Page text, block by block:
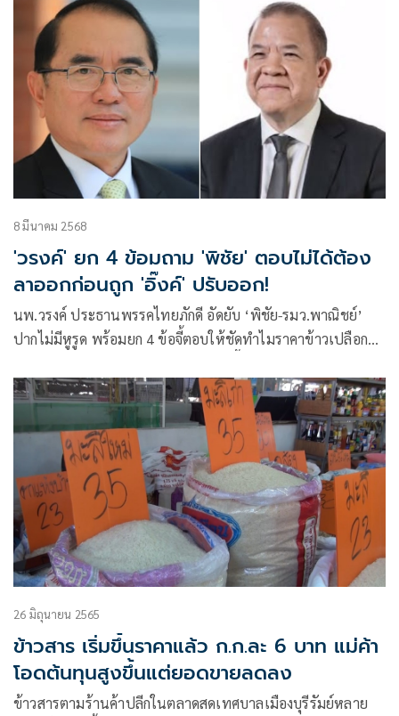
8 มีนาคม 2568
'วรงค์' ยก 4 ข้อมถาม 'พิชัย' ตอบไม่ได้ต้อง
ลาออกก่อนถูก 'อิ๊งค์' ปรับออก!
นพ.วรงค์ ประธานพรรคไทยภักดี อัดยับ ‘พิชัย-รมว.พาณิชย์’
ปากไม่มีหูรูด พร้อมยก 4 ข้อจี้ตอบให้ชัดทำไมราคาข้าวเปลือก
เหล่านี้ได้ ต้องลาออกไป ก่อนจะถูก ‘อุ๊งอิ๊ง’ ปรับออก
26 มิถุนายน 2565
ข้าวสาร เริ่มขึ้นราคาแล้ว ก.ก.ละ 6 บาท แม่ค้า
โอดต้นทุนสูงขึ้นแต่ยอดขายลดลง
ข้าวสารตามร้านค้าปลีกในตลาดสดเทศบาลเมืองบุรีรัมย์หลาย